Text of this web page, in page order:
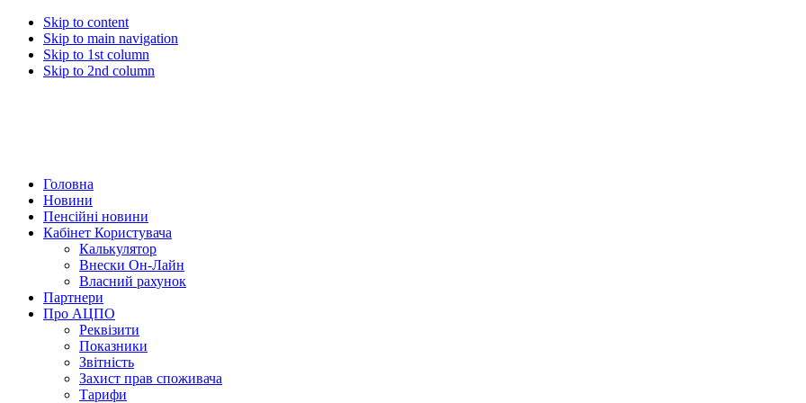
Skip to content
Skip to main navigation
Skip to 1st column
Skip to 2nd column
Головна
Новини
Пенсійні новини
Кабінет Користувача
Калькулятор
Внески Он-Лайн
Власний рахунок
Партнери
Про АЦПО
Реквізити
Показники
Звітність
Захист прав споживача
Тарифи